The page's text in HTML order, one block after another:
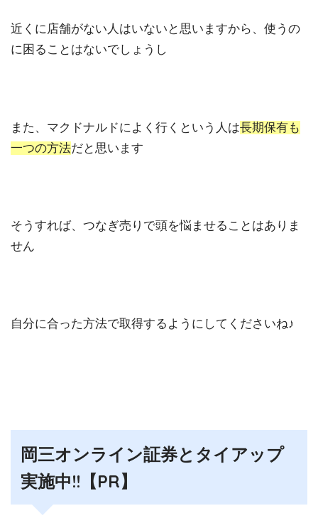
近くに店舗がない人はいないと思いますから、使うの
に困ることはないでしょうし
また、マクドナルドによく行くという人は長期保有も
一つの方法だと思います
そうすれば、つなぎ売りで頭を悩ませることはありま
せん
自分に合った方法で取得するようにしてくださいね♪
岡三オンライン証券とタイアップ
実施中!!【PR】